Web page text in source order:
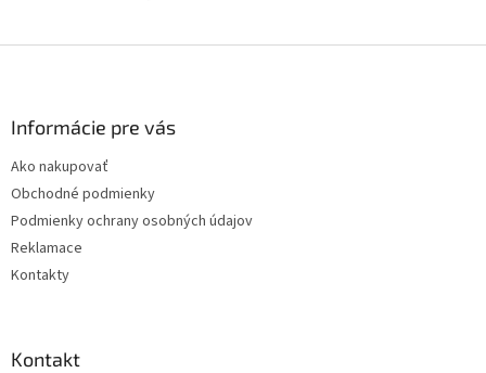
Informácie pre vás
Ako nakupovať
Obchodné podmienky
Podmienky ochrany osobných údajov
Reklamace
Kontakty
Kontakt